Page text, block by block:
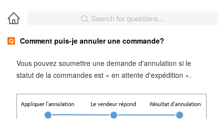
Search for questions...
Q Comment puis-je annuler une commande?
Vous pouvez soumettre une demande d'annulation si le
statut de la commandes est « en attente d'expédition ».